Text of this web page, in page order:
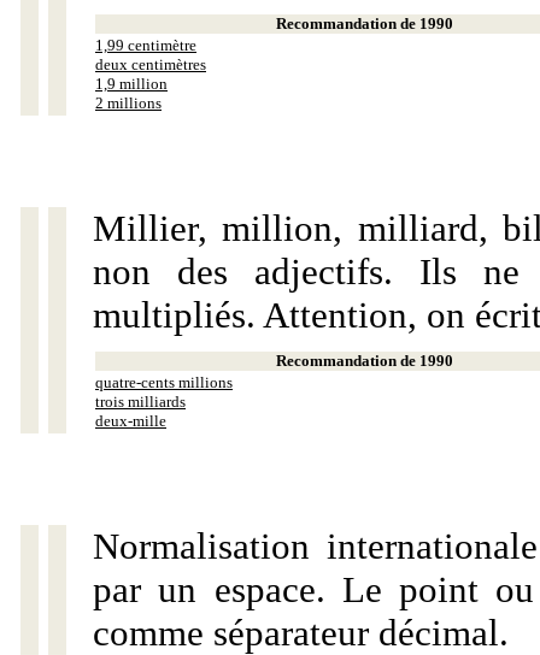
Recommandation de 1990
1,99 centimètre
deux centimètres
1,9 million
2 millions
Millier, million, milliard,
non des adjectifs. Ils ne
multipliés. Attention, on
Recommandation de 1990
quatre-cents millions
trois milliards
deux-mille
Normalisation
par un espace. Le point
comme séparateur décimal.